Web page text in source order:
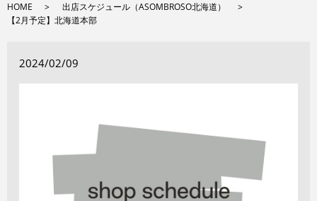
HOME
出店スケジュール（ASOMBROSO北海道）
【2月予定】北海道本部
2024/02/09